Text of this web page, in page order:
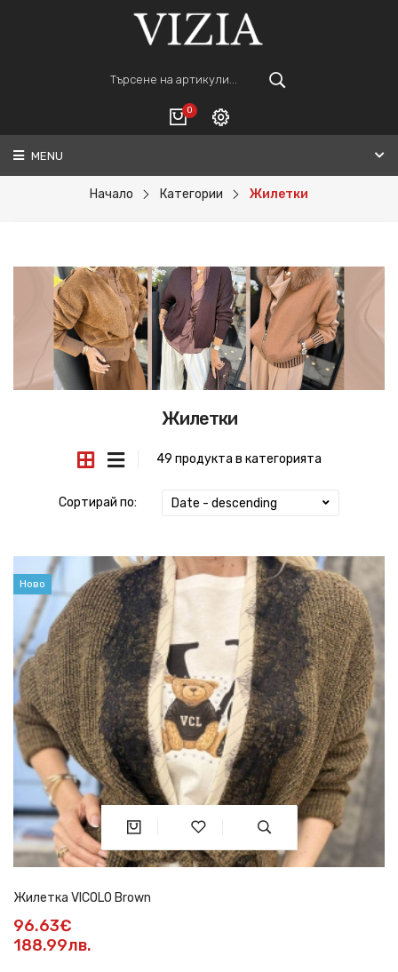
0
ВАШАТА КОЛИЧКА Е ПРАЗНА.
ПОРЪЧАЙ
Регистрация
MENU
Начало Категории Жилетки
Жилетки
49 продукта в категорията
Сортирай по: Date - descending
Ново
Жилетка VICOLO Brown
96.63€
188.99лв.